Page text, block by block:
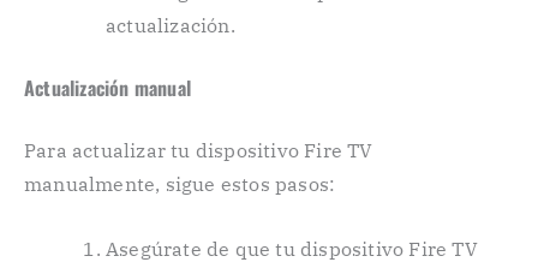
actualización.
Actualización manual
Para actualizar tu dispositivo Fire TV
manualmente, sigue estos pasos:
Asegúrate de que tu dispositivo Fire TV